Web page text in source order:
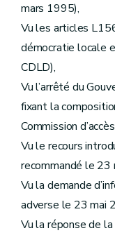
mars 1995),
Vu les articles
démocratie locale
CDLD),
Vu l’arrêté du
fixant la
Commission
Vu le recours
recommandé le 23
Vu la demande
adverse le 23 mai
Vu la réponse de